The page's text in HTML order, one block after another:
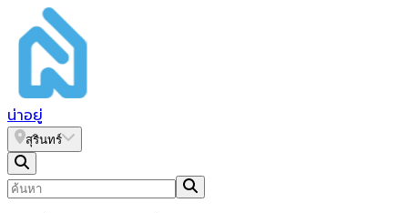
น่าอยู่
สุรินทร์